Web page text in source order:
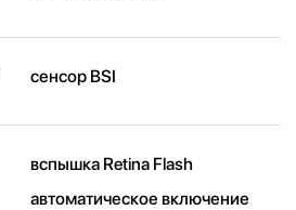
сенсор BSI
вспышка Retina Flash
автоматическое включение